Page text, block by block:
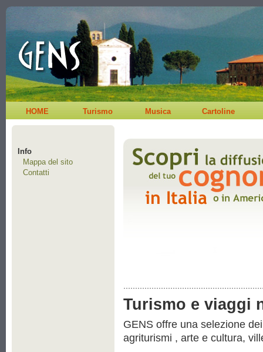
HOME Turismo Musica Cartoline
Info
Mappa del sito
Contatti
Turismo e viaggi
GENS offre una selezione
agriturismi , arte e cultura,